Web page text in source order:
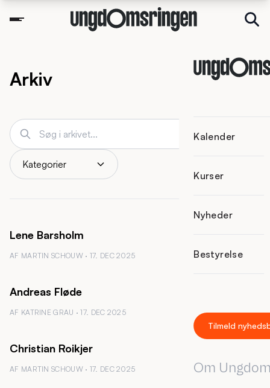
Kalender
Kurser
Nyheder
Bestyrelse
Tilmeld
Om
Arkiv
Kategorier
Lene Barsholm
AF MARTIN SCHOUW · 17. DEC 2025
Andreas Fløde
AF KATRINE GRAU · 17. DEC 2025
Christian Roikjer
AF MARTIN SCHOUW · 17. DEC 2025